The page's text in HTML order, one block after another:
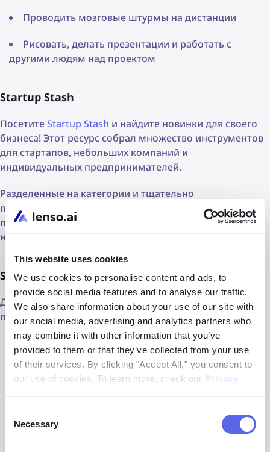
This website uses cookies
We use cookies to personalise content and ads, to
provide social media features and to analyse our traffic.
We also share information about your use of our site with
our social media, advertising and analytics partners who
may combine it with other information that you’ve
provided to them or that they’ve collected from your use
of their services. By clicking "Accept All," you consent to
our use of cookies. To learn more, check our Privacy
Selection
Necessary
Проводить мозговые штурмы на дистанции
Рисовать, делать презентации и работать с
другими людям над проектом
Startup Stash
ПосетитеStartup Stash и найдите новинки для своего
бизнеса! Этот ресурс собрал множество инструментов
для стартапов, небольших компаний и
индивидуальных предпринимателей.
Разделенные на категории и тщательно
проанализированные командой Startup Stash, эти
платформа и услуги помогут с легкостью внедрять
новшества в бизнес.
Slideshare, Pinterest и многое другое!
Делитесь своими презентационными материалами на
платформах с файлами.
ИспользуйтеSlideshare, чтобы поделиться с
миром своими презентационными слайдами!
Размещайте их на LinkedIn и с помощью Canva
превращайте слайды в видео для YouTube.
, чтобы
расширить вашу аудиторию — особенно если вы